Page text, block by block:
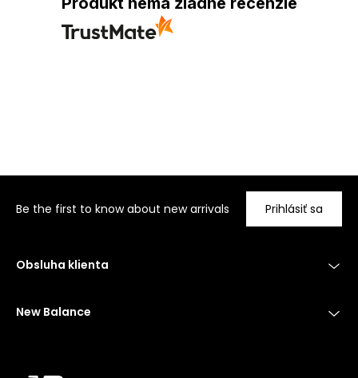
Be the first to know about new arrivals Prihlásiť sa
Obsluha klienta
New Balance